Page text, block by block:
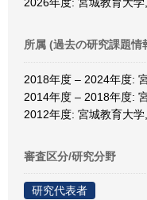
所属 (過去の研究課題情
2018年度 – 2024年度:
2014年度 – 2018年度:
2012年度: 宮城教育大
審査区分/研究分野
研究代表者